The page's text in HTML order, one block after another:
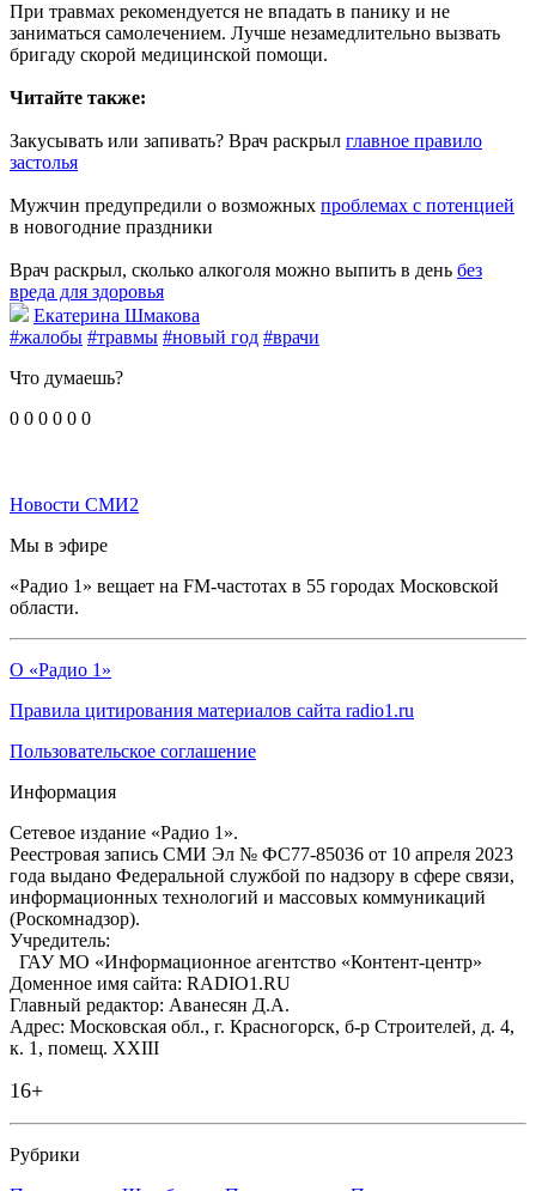
При травмах рекомендуется не впадать в панику и не
заниматься самолечением. Лучше незамедлительно вызвать
бригаду скорой медицинской помощи.
Читайте также:
Закусывать или запивать? Врач раскрыл главное правило
застолья
Мужчин предупредили о возможных проблемах с потенцией
в новогодние праздники
Врач раскрыл, сколько алкоголя можно выпить в день без
вреда для здоровья
Екатерина Шмакова
#жалобы #травмы #новый год #врачи
Что думаешь?
0 0 0 0 0 0
Новости СМИ2
Мы в эфире
«Радио 1» вещает на FM-частотах в 55 городах Московской
области.
О «Радио 1»
Правила цитирования материалов сайта radio1.ru
Пользовательское соглашение
Информация
Сетевое издание «Радио 1».
Реестровая запись СМИ Эл № ФС77-85036 от 10 апреля 2023
года выдано Федеральной службой по надзору в сфере связи,
информационных технологий и массовых коммуникаций
(Роскомнадзор).
Учредитель:
ГАУ МО «Информационное агентство «Контент-центр»
Доменное имя сайта: RADIO1.RU
Главный редактор: Аванесян Д.А.
Адрес: Московская обл., г. Красногорск, б-р Строителей, д. 4,
к. 1, помещ. XXIII
16+
Рубрики